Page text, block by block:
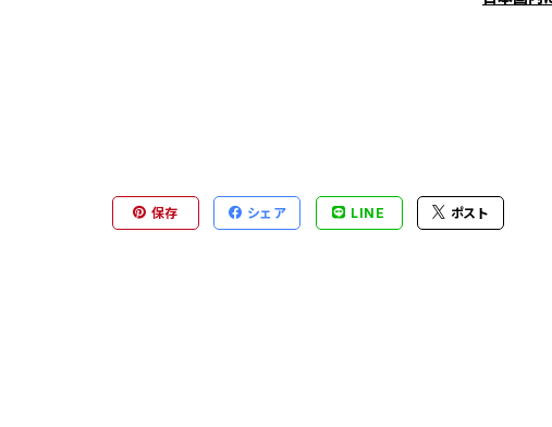
保存 シェア LINE ポスト